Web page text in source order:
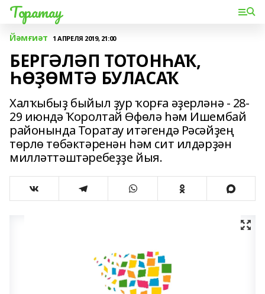
Торатау
Йәмғиәт 1 АПРЕЛЯ 2019, 21:00
БЕРГӘЛӘП ТОТОНҺАҠ,
ҺӨҘӨМТӘ БУЛАСАҠ
Халҡыбыҙ быйыл ҙур ҡорға әҙерләнә - 28-
29 июндә Ҡоролтай Өфөлә һәм Ишембай
районында Торатау итәгендә Рәсәйҙең
төрлө төбәктәренән һәм сит илдәрҙән
милләттәштәребеҙҙе йыя.